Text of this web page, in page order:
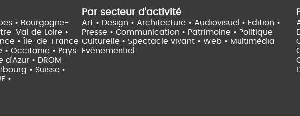
• Bourgogne-
Val de Loire •
•
Île-de-France
• Occitanie • Pays
d'Azur • DROM-
• Suisse •
•
Par secteur d'activité
Art • Design • Architecture • Audiovisuel • Edition •
Presse • Communication • Patrimoine • Politique
Culturelle • Spectacle vivant • Web • Multimédia
Evènementiel